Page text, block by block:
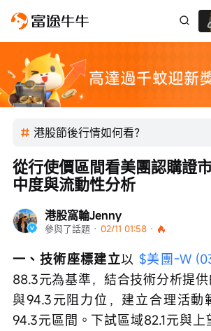
港股節後行情如何看？
港股窩輪Jenny
參與了話題 · 02/11 01:58 ·
從行使價區間看美團認購證
中度與流動性分析
一、技術座標建立以 $美團-W
88.3元為基準，結合技術分析提
與94.3元阻力位，建立合理活動
94.3元區間。下試區域82.1元與上